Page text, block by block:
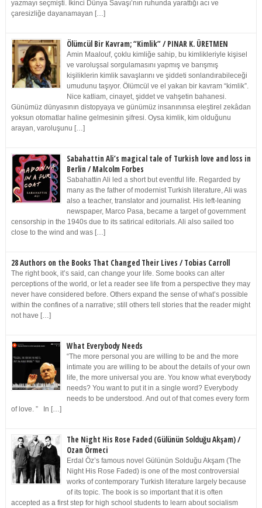
yazmayı seçmişti. İkinci Dünya Savaşı’nın ruhunda yarattığı acı ve
çaresizliğe dayanamayan […]
Ölümcül Bir Kavram; “Kimlik” / PINAR K. ÜRETMEN
Amin Maalouf, çoklu kimliğe sahip, bu kimlikleriyle kişisel
ve varoluşsal sorgulamasını yapmış ve barışmış
kişiliklerin kimlik savaşlarını ve şiddeti sonlandırabileceği
umudunu taşıyor. Ölümcül ve el yakan bir kavram “kimlik”.
Nice katliam, cinayet, şiddet ve vahşetin bahanesi.
Günümüz dünyasının distopyaya ve günümüz insanınınsa eleştirel zekâdan
yoksun otomatlar haline gelmesinin şifresi. Oysa kimlik, kim olduğunu
arayan, varoluşunu […]
Sabahattin Ali’s magical tale of Turkish love and loss in
Berlin / Malcolm Forbes
Sabahattin Ali led a short but eventful life. Regarded by
many as the father of modernist Turkish literature, Ali was
also a teacher, translator and journalist. His left-leaning
newspaper, Marco Pasa, became a target of government
censorship in the 1940s due to its satirical editorials. Ali also sailed too
close to the wind and was […]
28 Authors on the Books That Changed Their Lives / Tobias Carroll
The right book, it’s said, can change your life. Some books can alter
perceptions of the world, or let a reader see life from a perspective they may
never have considered before. Others expand the sense of what’s possible
within the confines of a narrative; still others tell stories that the reader might
not have […]
What Everybody Needs
“The more personal you are willing to be and the more
intimate you are willing to be about the details of your own
life, the more universal you are. You know what everybody
needs? You want to put it in a single word? Everybody
needs to be understood. And out of that comes every form
of love. ” In […]
The Night His Rose Faded (Gülünün Solduğu Akşam) /
Ozan Örmeci
Erdal Öz’s famous novel Gülünün Solduğu Akşam (The
Night His Rose Faded) is one of the most controversial
works of contemporary Turkish literature largely because
of its topic. The book is so important that it is often
accepted as a first step for high school students to learn about socialism